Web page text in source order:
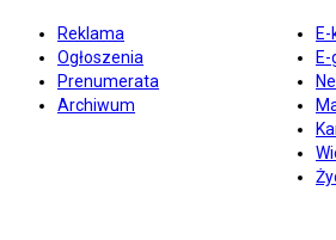
Reklama
Ogłoszenia
Prenumerata
Archiwum
E-